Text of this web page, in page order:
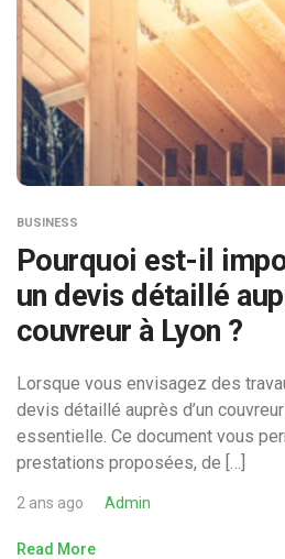
BUSINESS
Pourquoi est-il
un devis détaillé
couvreur à Lyon ?
Lorsque vous envisagez des
devis détaillé auprès d’un
essentielle. Ce document vous
prestations proposées, de […]
2 ans ago Admin
Read More